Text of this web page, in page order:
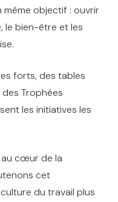
même objectif : ouvrir
le bien-être et les
forts, des tables
Trophées
les initiatives les
au cœur de la
cet
du travail plus